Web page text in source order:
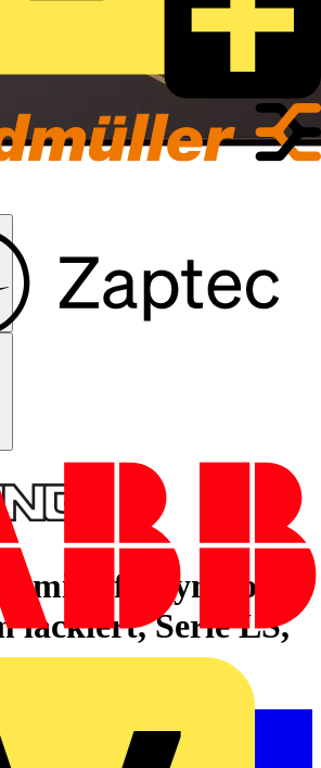
mit Pfeilsymbolen,
lackiert, Serie LS,